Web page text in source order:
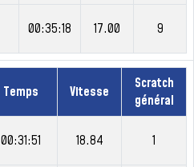
00:35:18 17.00 9
Temps Vitesse
Scratch
général
00:31:51 18.84 1